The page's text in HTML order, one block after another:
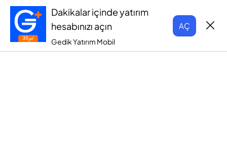
Dakikalar içinde yatırım
hesabınızı açın
Gedik Yatırım Mobil
AÇ